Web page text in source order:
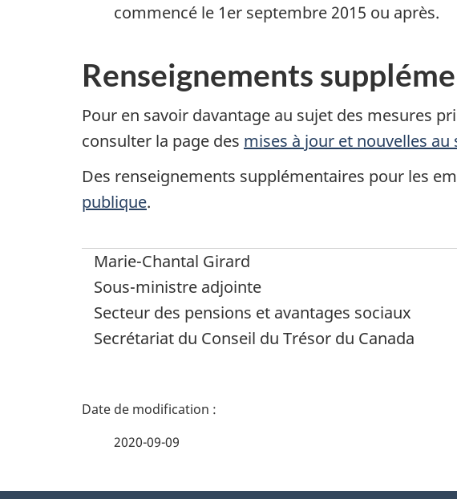
commencé le 1er septembre 2015 ou après.
Renseignements
Pour en savoir davantage au sujet des mesures
consulter la page des mises à jour et nouvelles au
Des renseignements supplémentaires pour les
publique.
Marie-Chantal Girard
Sous-ministre adjointe
Secteur des pensions et avantages sociaux
Secrétariat du Conseil du Trésor du Canada
D
2020-09-09